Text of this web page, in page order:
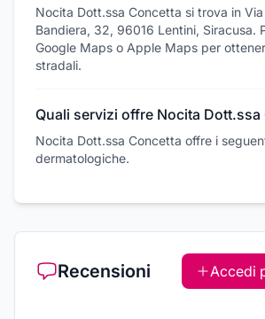
Nocita Dott.ssa Concetta si trova in
Bandiera, 32, 96016 Lentini, Siracusa.
Google Maps o Apple Maps per
stradali.
Quali servizi offre Nocita Dott.ssa
Nocita Dott.ssa Concetta offre i
dermatologiche.
Recensioni Accedi